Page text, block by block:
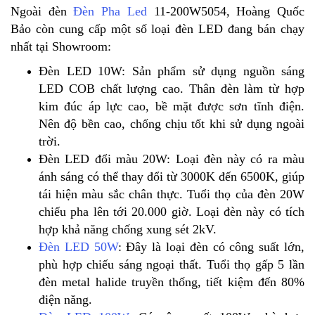
Ngoài đènĐèn Pha Led 11-200W5054, Hoàng Quốc
Bảo còn cung cấp một số loại đèn LED đang bán chạy
nhất tại Showroom:
Đèn LED 10W: Sản phẩm sử dụng nguồn sáng
LED COB chất lượng cao. Thân đèn làm từ hợp
kim đúc áp lực cao, bề mặt được sơn tĩnh điện.
Nên độ bền cao, chống chịu tốt khi sử dụng ngoài
trời.
Đèn LED đổi màu 20W: Loại đèn này có ra màu
ánh sáng có thể thay đổi từ 3000K đến 6500K, giúp
tái hiện màu sắc chân thực. Tuổi thọ của đèn 20W
chiếu pha lên tới 20.000 giờ. Loại đèn này có tích
hợp khả năng chống xung sét 2kV.
Đèn LED 50W: Đây là loại đèn có công suất lớn,
phù hợp chiếu sáng ngoại thất. Tuổi thọ gấp 5 lần
đèn metal halide truyền thống, tiết kiệm đến 80%
điện năng.